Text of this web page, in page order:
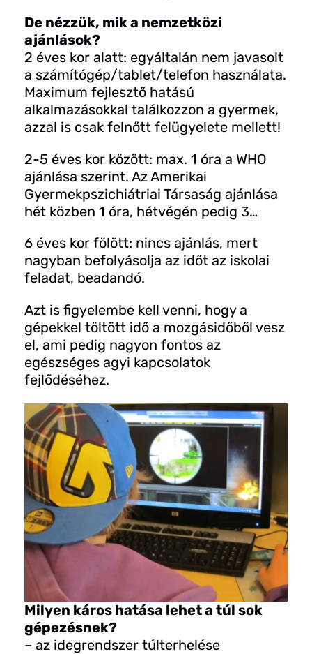
De nézzük, mik a nemzetközi
ajánlások?
2 éves kor alatt: egyáltalán nem javasolt
a számítógép/tablet/telefon használata.
Maximum fejlesztő hatású
alkalmazásokkal találkozzon a gyermek,
azzal is csak felnőtt felügyelete mellett!
2-5 éves kor között: max. 1 óra a WHO
ajánlása szerint. Az Amerikai
Gyermekpszichiátriai Társaság ajánlása
hét közben 1 óra, hétvégén pedig 3…
6 éves kor fölött: nincs ajánlás, mert
nagyban befolyásolja az időt az iskolai
feladat, beadandó.
Azt is figyelembe kell venni, hogy a
gépekkel töltött idő a mozgásidőből vesz
el, ami pedig nagyon fontos az
egészséges agyi kapcsolatok
fejlődéséhez.
Milyen káros hatása lehet a túl sok
gépezésnek?
– az idegrendszer túlterhelése